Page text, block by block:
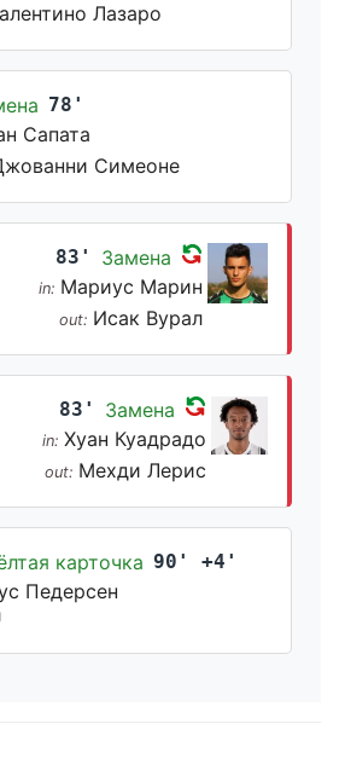
Лазаро
78'
Сапата
Симеоне
83' Замена
in: Мариус Марин
out: Исак Вурал
83' Замена
in: Хуан Куадрадо
out: Мехди Лерис
карточка 90' +4'
Педерсен